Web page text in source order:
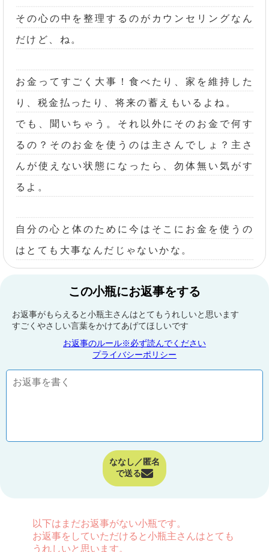
その心の中を整理するのがカウンセリングなん
だけど、ね。
お金ってすごく大事！食べたり、家を維持した
り、税金払ったり、将来の蓄えもいるよね。
でも、聞いちゃう。それ以外にそのお金で何す
るの？そのお金を使うのは主さんでしょ？主さ
んが使えない状態になったら、勿体無い気がす
るよ。
自分の心と体のために今はそこにお金を使うの
はとても大事なんだじゃないかな。
この小瓶にお返事をする
お返事がもらえると小瓶主さんはとてもうれしいと思います
すごくやさしい言葉をかけてあげてほしいです
お返事のルール※必ず読んでください
プライバシーポリシー
ななし／匿名
で送る
以下はまだお返事がない小瓶です。
お返事をしていただけると小瓶主さんはとても
うれしいと思います。